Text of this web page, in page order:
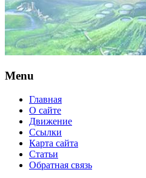
Menu
Главная
О сайте
Движение
Ссылки
Карта сайта
Статьи
Обратная связь